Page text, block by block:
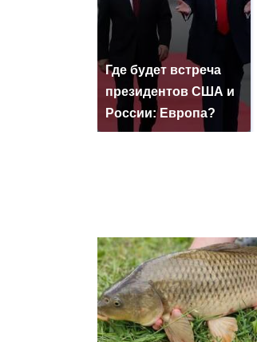
Где будет встреча
президентов США и
России: Европа?